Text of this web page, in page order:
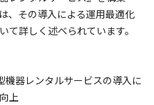
、その導入による運用最適化
て詳しく述べられています。
器レンタルサービスの導入に
上